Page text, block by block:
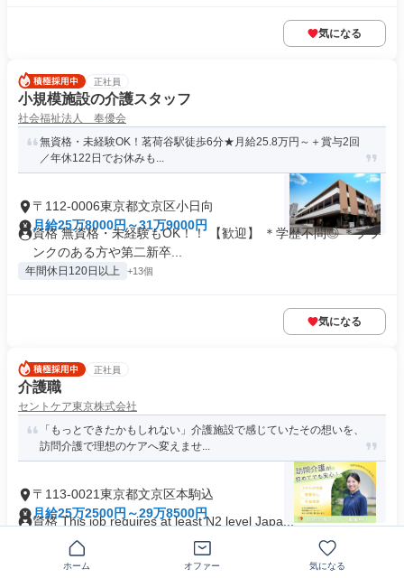
気になる
正社員
小規模施設の介護スタッフ
社会福祉法人 奉優会
無資格・未経験OK！茗荷谷駅徒歩6分★月給25.8万円～＋賞与2回
／年休122日でお休みも...
〒112-0006東京都文京区小日向
月給25万8000円～31万9000円
資格 無資格・未経験もOK！！ 【歓迎】 ＊学歴不問◎ ＊ブラ
ンクのある方や第二新卒...
年間休日120日以上 +13個
気になる
正社員
介護職
セントケア東京株式会社
「もっとできたかもしれない」介護施設で感じていたその想いを、
訪問介護で理想のケアへ変えませ...
〒113-0021東京都文京区本駒込
月給25万2500円～29万8500円
資格 This job requires at least N2 level Japa...
+2個
ホーム オファー 気になる